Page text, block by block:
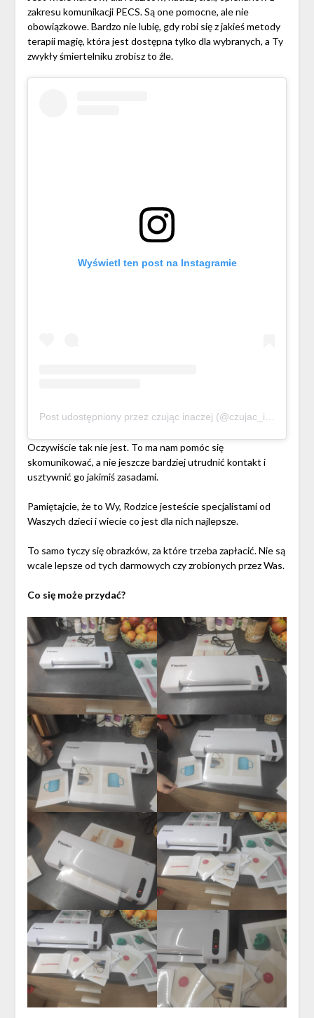
zakresu komunikacji PECS. Są one pomocne, ale nie
obowiązkowe. Bardzo nie lubię, gdy robi się z jakieś metody
terapii magię, która jest dostępna tylko dla wybranych, a Ty
zwykły śmiertelniku zrobisz to źle.
Wyświetl ten post na Instagramie
Oczywiście tak nie jest. To ma nam pomóc się
skomunikować, a nie jeszcze bardziej utrudnić kontakt i
usztywnić go jakimiś zasadami.
Pamiętajcie, że to Wy, Rodzice jesteście specjalistami od
Waszych dzieci i wiecie co jest dla nich najlepsze.
To samo tyczy się obrazków, za które trzeba zapłacić. Nie są
wcale lepsze od tych darmowych czy zrobionych przez Was.
Co się może przydać?